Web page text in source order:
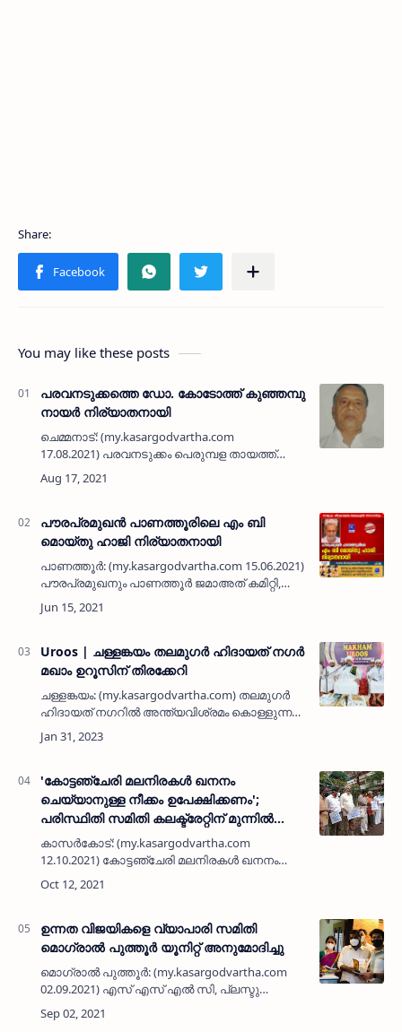
You may like these posts
പരവനടുക്കത്തെ ഡോ. കോടോത്ത് കുഞ്ഞമ്പു
നായർ നിര്യാതനായി
ചെമ്മനാട്: (my.kasargodvartha.com
17.08.2021) പരവനടുക്കം പെരുമ്പള തായത്ത്
വീട്ടിൽ ഡോ. കോടോത്ത് കുഞ്ഞമ്പു നായർ
(ഡോ. കെ കെ നായർ 83)
ആശുപത്രി…
പൗരപ്രമുഖൻ പാണത്തൂരിലെ എം ബി
മൊയ്‌തു ഹാജി നിര്യാതനായി
പാണത്തൂർ: (my.kasargodvartha.com 15.06.2021)
പൗരപ്രമുഖനും പാണത്തൂർ ജമാഅത് കമിറ്റി,
മേഖല കേരള വ്യാപാരി വ്യവസായി ഏകോപന
സമിതി എന്നിവയുടെ പ്രസിഡന്റുമായ എം ബി
Uroos | ചള്ളങ്കയം തലമുഗര്‍ ഹിദായത് നഗര്‍
മഖാം ഉറൂസിന് തിരക്കേറി
ചള്ളങ്കയം: (my.kasargodvartha.com) തലമുഗര്‍
ഹിദായത് നഗറില്‍ അന്ത്യവിശ്രമം കൊള്ളുന്ന
മഹാന്റെ പേരില്‍ രണ്ട് വര്‍ഷത്തിലൊരിക്കല്‍
നടത്തിവരാറുള്ള ഉറൂസിന് തിരക്കേറി. ജനുവരി
'കോട്ടഞ്ചേരി മലനിരകൾ ഖനനം
ചെയ്യാനുള്ള നീക്കം ഉപേക്ഷിക്കണം';
പരിസ്ഥിതി സമിതി കലക്ട്രേറ്റിന് മുന്നിൽ
നിൽപ് സമരം സംഘടിപ്പിച്ചു
കാസർകോട്: (my.kasargodvartha.com
12.10.2021) കോട്ടഞ്ചേരി മലനിരകൾ ഖനനം
ചെയ്യാനുള്ള നീക്കം
ഉപേക്ഷിക്കണമെന്നാവശ്യപ്പെട്ട് ജില്ലാ
കലക്ട്രേറ്റിന് മുന്…
ഉന്നത വിജയികളെ വ്യാപാരി സമിതി
മൊഗ്രാൽ പുത്തൂർ യൂനിറ്റ് അനുമോദിച്ചു
മൊഗ്രാൽ പുത്തൂർ: (my.kasargodvartha.com
02.09.2021) എസ് എസ് എൽ സി, പ്ലസ്ടു
പരീക്ഷയിൽ ഉന്നത വിജയം നേടിയ
വ്യാപരികളുടെ മക്കളെ കേരള വ്യാപാരി